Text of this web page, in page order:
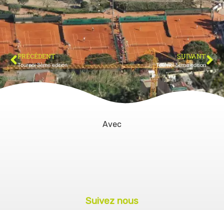
PRÉCÉDENT
Tournoi 3ème edition
SUIVANT
Tournoi 5ème edition
Avec
Suivez nous